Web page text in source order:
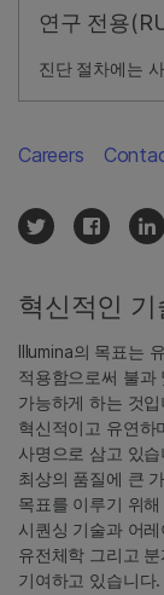
연구 전용
진단 절차에는
혁신적인 기
Illumina의 목표는
적용함으로써 불과
가능하게 하는 것
혁신적이고 유연하
사명으로 삼고 있
최상의 품질에 큰
목표를 이루기 위
시퀀싱 기술과 어
유전체학 그리고
기여하고 있습니다.
Careers